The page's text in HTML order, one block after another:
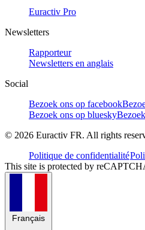
Euractiv Pro
Newsletters
Rapporteur
Newsletters en anglais
Social
Bezoek ons op facebook
Bezoek ons op bluesky
© 2026 Euractiv FR. All rights
Politique de confidentialité
This site is protected by
Français